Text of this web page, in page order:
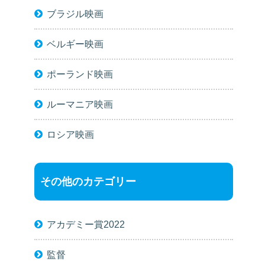
ブラジル映画
ベルギー映画
ポーランド映画
ルーマニア映画
ロシア映画
その他のカテゴリー
アカデミー賞2022
監督